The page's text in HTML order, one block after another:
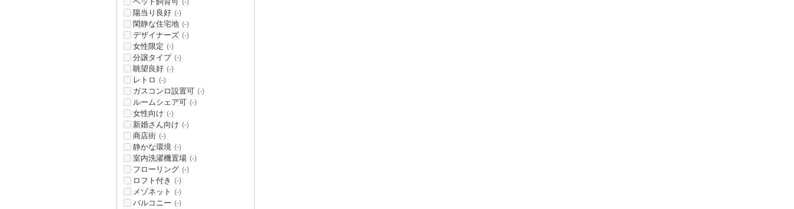
(-)
陽当り良好 (-)
閑静な住宅地 (-)
デザイナーズ (-)
女性限定 (-)
分譲タイプ (-)
眺望良好 (-)
レトロ (-)
ガスコンロ設置可 (-)
ルームシェア可 (-)
女性向け (-)
新婚さん向け (-)
商店街 (-)
静かな環境 (-)
室内洗濯機置場 (-)
フローリング (-)
ロフト付き (-)
メゾネット (-)
バルコニー (-)